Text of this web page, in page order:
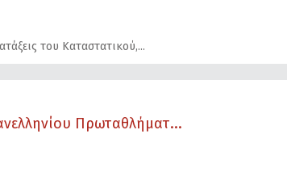
του Καταστατικού,
Πρωταθλήματ...